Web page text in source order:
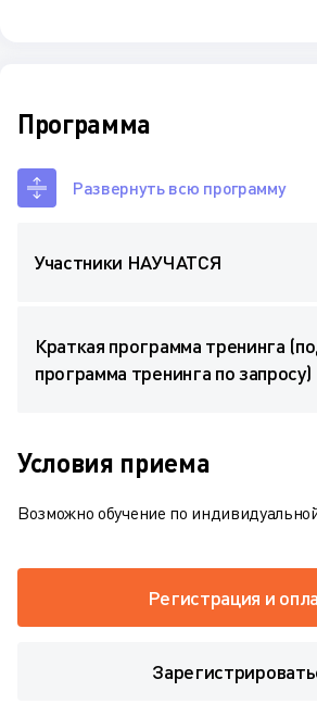
Программа
Развернуть всю программу
Участники НАУЧАТСЯ
Краткая программа тренинга
программа тренинга по запросу)
Условия приема
Возможно обучение по
Регистрация и